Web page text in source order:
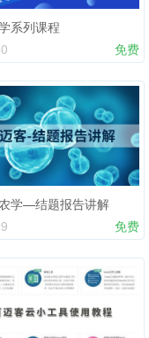
系列课程
免费
学—结题报告讲解
免费